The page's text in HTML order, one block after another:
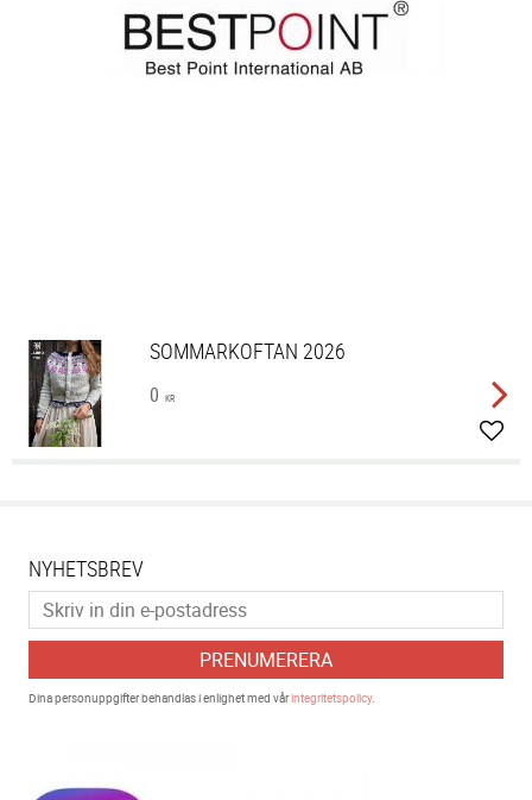
SOMMARKOFTAN 2026
0 KR
NYHETSBREV
PRENUMERERA
Dina personuppgifter behandlas i enlighet med vårintegritetspolicy.